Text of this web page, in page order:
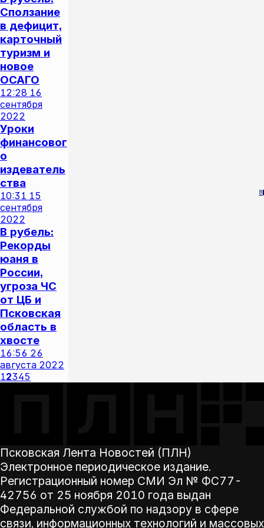
Сползание
в дефицит,
карточный
туризм и
новое
ОСАГО
12:28 16
сентября
2022
Уроки
финансовог
о
издеватель
ства
10:31 15
сентября
2022
8
В рубель:
Рекорды
юаня в
России,
угроза ЧС
от ЦБ и
Псковская
область в
хвосте
16:56 26
августа 2022
12345
Псковская Лента Новостей (ПЛН)
Электронное периодическое издание.
Регистрационный номер СМИ Эл № ФС77-
42756 от 25 ноября 2010 года выдан
Федеральной службой по надзору в сфере
связи, информационных технологий и массовых